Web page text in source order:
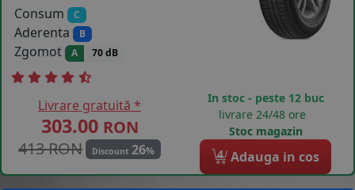
Consum
C
Aderenta B
Zgomot A 70 dB
Livrare gratuită *
303.00 RON
413 RON
Discount 26%
In stoc - peste 12 buc
livrare 24/48 ore
Stoc magazin
4 Adauga in cos